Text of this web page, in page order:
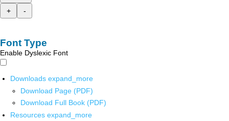
+
-
Font Type
Enable Dyslexic Font
Downloads expand_more
Download Page (PDF)
Download Full Book (PDF)
Resources expand_more